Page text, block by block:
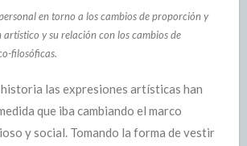
en torno a los cambios de proporción y
artístico y su relación con los cambios de
filosóficas.
las expresiones artísticas han
que iba cambiando el marco
y social. Tomando la forma de vestir